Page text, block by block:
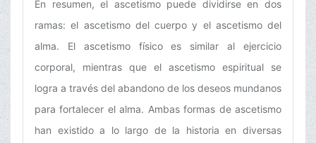
En resumen, el ascetismo puede dividirse en dos
ramas: el ascetismo del cuerpo y el ascetismo del
alma. El ascetismo físico es similar al ejercicio
corporal, mientras que el ascetismo espiritual se
logra a través del abandono de los deseos mundanos
para fortalecer el alma. Ambas formas de ascetismo
han existido a lo largo de la historia en diversas